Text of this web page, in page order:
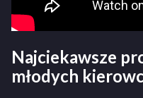
Najciekawsze
młodych